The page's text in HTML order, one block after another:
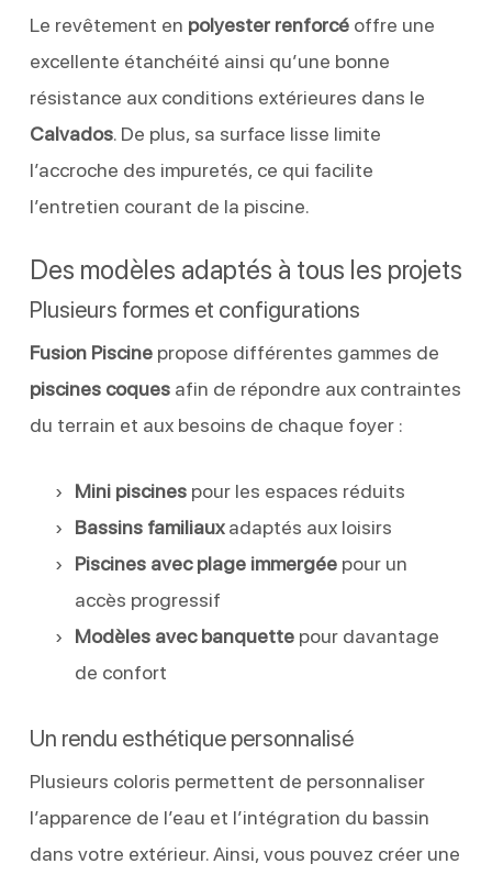
Le revêtement en polyester renforcéoffre une
excellente étanchéité ainsi qu’une bonne
résistance aux conditions extérieures dans le
Calvados. De plus, sa surface lisse limite
l’accroche des impuretés, ce qui facilite
l’entretien courant de la piscine.
Des modèles adaptés à tous les projets
Plusieurs formes et configurations
Fusion Piscinepropose différentes gammes de
piscines coquesafin de répondre aux contraintes
du terrain et aux besoins de chaque foyer :
Mini piscinespour les espaces réduits
Bassins familiauxadaptés aux loisirs
Piscines avec plage immergéepour un
accès progressif
Modèles avec banquettepour davantage
de confort
Un rendu esthétique personnalisé
Plusieurs coloris permettent de personnaliser
l’apparence de l’eau et l’intégration du bassin
dans votre extérieur. Ainsi, vous pouvez créer une